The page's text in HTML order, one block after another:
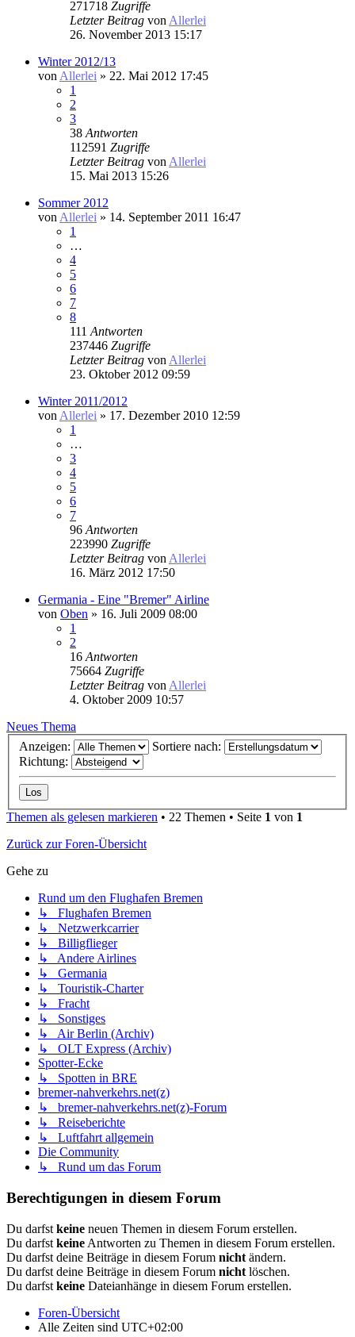
271718 Zugriffe
Letzter Beitrag von Allerlei
26. November 2013 15:17
Winter 2012/13
von Allerlei » 22. Mai 2012 17:45
1
2
3
38 Antworten
112591 Zugriffe
Letzter Beitrag von Allerlei
15. Mai 2013 15:26
Sommer 2012
von Allerlei » 14. September 2011 16:47
1
…
4
5
6
7
8
111 Antworten
237446 Zugriffe
Letzter Beitrag von Allerlei
23. Oktober 2012 09:59
Winter 2011/2012
von Allerlei » 17. Dezember 2010 12:59
1
…
3
4
5
6
7
96 Antworten
223990 Zugriffe
Letzter Beitrag von Allerlei
16. März 2012 17:50
Germania - Eine "Bremer" Airline
von Oben » 16. Juli 2009 08:00
1
2
16 Antworten
75664 Zugriffe
Letzter Beitrag von Allerlei
4. Oktober 2009 10:57
Neues Thema
Anzeigen:
Sortiere nach:
Richtung:
Themen als gelesen markieren • 22 Themen • Seite 1 von 1
Zurück zur Foren-Übersicht
Gehe zu
Rund um den Flughafen Bremen
↳ Flughafen Bremen
↳ Netzwerkcarrier
↳ Billigflieger
↳ Andere Airlines
↳ Germania
↳ Touristik-Charter
↳ Fracht
↳ Sonstiges
↳ Air Berlin (Archiv)
↳ OLT Express (Archiv)
Spotter-Ecke
↳ Spotten in BRE
bremer-nahverkehrs.net(z)
↳ bremer-nahverkehrs.net(z)-Forum
↳ Reiseberichte
↳ Luftfahrt allgemein
Die Community
↳ Rund um das Forum
Berechtigungen in diesem Forum
Du darfst keine neuen Themen in diesem Forum erstellen.
Du darfst keine Antworten zu Themen in diesem Forum erstellen.
Du darfst deine Beiträge in diesem Forum nicht ändern.
Du darfst deine Beiträge in diesem Forum nicht löschen.
Du darfst keine Dateianhänge in diesem Forum erstellen.
Foren-Übersicht
Alle Zeiten sind UTC+02:00